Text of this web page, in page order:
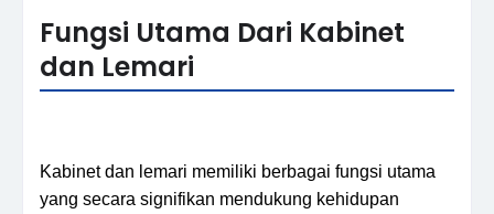
Fungsi Utama Dari Kabinet
dan Lemari
Kabinet dan lemari memiliki berbagai fungsi utama
yang secara signifikan mendukung kehidupan